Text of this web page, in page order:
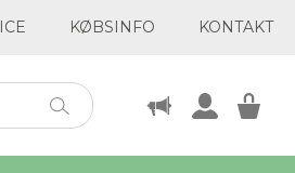
KØBSINFO KONTAKT